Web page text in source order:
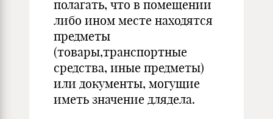
полагать, что в помещении
либо ином месте находятся
предметы
(товары,транспортные
средства, иные предметы)
или документы, могущие
иметь значение длядела.